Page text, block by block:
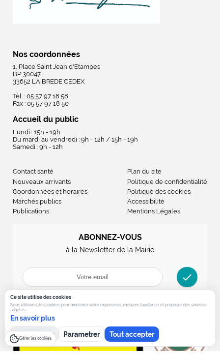
Nos coordonnées
1, Place Saint Jean d'Etampes
BP 30047
33652 LA BREDE CEDEX
Tél. : 05 57 97 18 58
Fax : 05 57 97 18 50
Accueil du public
Lundi : 15h - 19h
Du mardi au vendredi : 9h - 12h / 15h - 19h
Samedi : 9h - 12h
Contact santé
Nouveaux arrivants
Coordonnées et horaires
Marchés publics
Publications
Plan du site
Politique de confidentialité
Politique des cookies
Accessibilité
Mentions Légales
ABONNEZ-VOUS
à la Newsletter de la Mairie
check
Ce site utilise des cookies
Nous utilisons des cookies pour ameliorer votre experience, mesurer l’audience et proposer des services
adaptes.
En savoir plus
Tout refuser Parametrer Tout accepter
Gérer les cookies